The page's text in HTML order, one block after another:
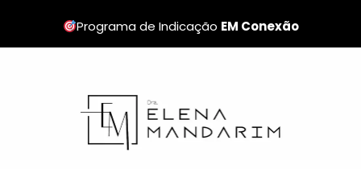
Programa de Indicação EM Conexão